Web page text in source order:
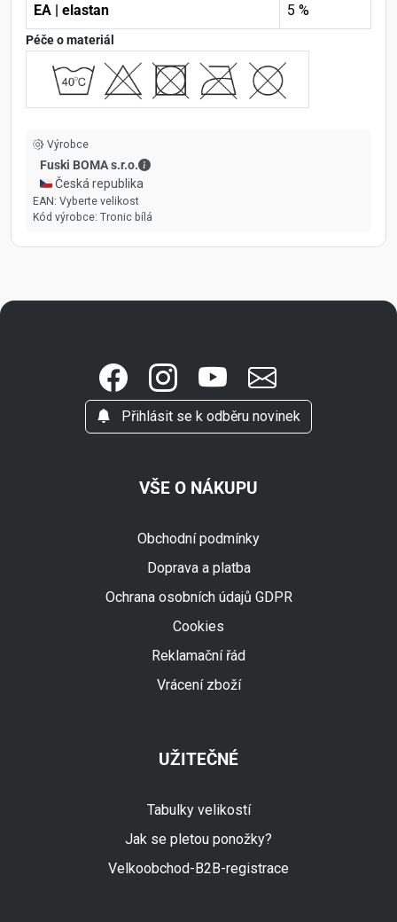
EA | elastan 5 %
Péče o materiál
Výrobce
Fuski BOMA s.r.o.
Fuski BOMA s.r.o. - Kontaktní údaje
🇨🇿 Česká republika
EAN: Vyberte velikost
Kód výrobce: Tronic bílá
Přihlásit se k odběru novinek
VŠE O NÁKUPU
Obchodní podmínky
Doprava a platba
Ochrana osobních údajů GDPR
Cookies
Reklamační řád
Vrácení zboží
UŽITEČNÉ
Tabulky velikostí
Jak se pletou ponožky?
Velkoobchod-B2B-registrace